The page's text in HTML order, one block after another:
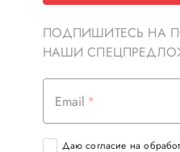
ПОДПИШИТЕСЬ НА
НАШИ
Email
Даю согласие на